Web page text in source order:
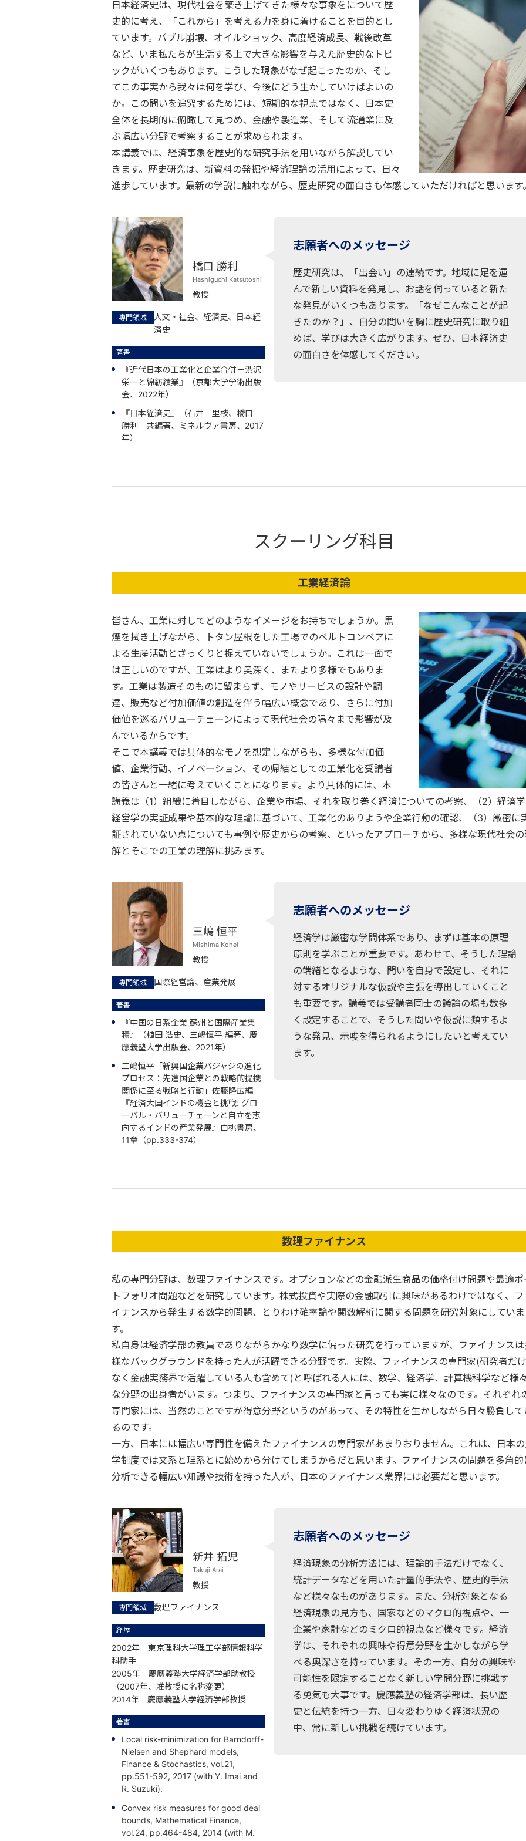
日本経済史は、現代社会を築き上げてきた様々な事象をについて歴
史的に考え、「これから」を考える力を身に着けることを目的とし
ています。バブル崩壊、オイルショック、高度経済成長、戦後改革
など、いま私たちが生活する上で大きな影響を与えた歴史的なトピ
ックがいくつもあります。こうした現象がなぜ起こったのか、そし
てこの事実から我々は何を学び、今後にどう生かしていけばよいの
か。この問いを追究するためには、短期的な視点ではなく、日本史
全体を長期的に俯瞰して見つめ、金融や製造業、そして流通業に及
ぶ幅広い分野で考察することが求められます。
本講義では、経済事象を歴史的な研究手法を用いながら解説してい
きます。歴史研究は、新資料の発掘や経済理論の活用によって、日々
進歩しています。最新の学説に触れながら、歴史研究の面白さも体感していただければと思います
橋口 勝利
Hashiguchi Katsutoshi
教授
専門領域
人文・社会、経済史、日本経
済史
著書
『近代日本の工業化と企業合併－渋沢
栄一と綿紡績業』（京都大学学術出版
会、2022年）
『日本経済史』（石井 里枝、橋口
勝利 共編著、ミネルヴァ書房、2017
年）
志願者へのメッセージ
歴史研究は、「出会い」の連続です。地域に足を運
んで新しい資料を発見し、お話を伺っていると新た
な発見がいくつもあります。「なぜこんなことが起
きたのか？」、自分の問いを胸に歴史研究に取り組
めば、学びは大きく広がります。ぜひ、日本経済史
の面白さを体感してください。
スクーリング科目
工業経済論
皆さん、工業に対してどのようなイメージをお持ちでしょうか。黒
煙を拭き上げながら、トタン屋根をした工場でのベルトコンベアに
よる生産活動とざっくりと捉えていないでしょうか。これは一面で
は正しいのですが、工業はより奥深く、またより多様でもありま
す。工業は製造そのものに留まらず、モノやサービスの設計や調
達、販売など付加価値の創造を伴う幅広い概念であり、さらに付加
価値を巡るバリューチェーンによって現代社会の隅々まで影響が及
んでいるからです。
そこで本講義では具体的なモノを想定しながらも、多様な付加価
値、企業行動、イノベーション、その帰結としての工業化を受講者
の皆さんと一緒に考えていくことになります。より具体的には、本
講義は（1）組織に着目しながら、企業や市場、それを取り巻く経済についての考察、（2）経済
経営学の実証成果や基本的な理論に基づいて、工業化のありようや企業行動の確認、（3）厳密に
証されていない点についても事例や歴史からの考察、といったアプローチから、多様な現代社会
解とそこでの工業の理解に挑みます。
三嶋 恒平
Mishima Kohei
教授
専門領域 国際経営論、産業発展
著書
『中国の日系企業 蘇州と国際産業集
積』（植田 浩史、三嶋恒平 編著、慶
應義塾大学出版会、2021年）
三嶋恒平「新興国企業バジャジの進化
プロセス：先進国企業との戦略的提携
関係に至る戦略と行動」佐藤隆広編
『経済大国インドの機会と挑戦: グロ
ーバル・バリューチェーンと自立を志
向するインドの産業発展』白桃書房、
11章（pp.333-374）
志願者へのメッセージ
経済学は厳密な学問体系であり、まずは基本の原理
原則を学ぶことが重要です。あわせて、そうした理論
の端緒となるような、問いを自身で設定し、それに
対するオリジナルな仮説や主張を導出していくこと
も重要です。講義では受講者同士の議論の場も数多
く設定することで、そうした問いや仮説に類するよ
うな発見、示唆を得られるようにしたいと考えてい
ます。
数理ファイナンス
私の専門分野は、数理ファイナンスです。オプションなどの金融派生商品の価格付け問題や最適ポ
トフォリオ問題などを研究しています。株式投資や実際の金融取引に興味があるわけではなく、フ
イナンスから発生する数学的問題、とりわけ確率論や関数解析に関する問題を研究対象にしていま
す。
私自身は経済学部の教員でありながらかなり数学に偏った研究を行っていますが、ファイナンス
様なバックグラウンドを持った人が活躍できる分野です。実際、ファイナンスの専門家(研究者だ
なく金融実務界で活躍している人も含めて)と呼ばれる人には、数学、経済学、計算機科学など様
な分野の出身者がいます。つまり、ファイナンスの専門家と言っても実に様々なのです。それぞれ
専門家には、当然のことですが得意分野というのがあって、その特性を生かしながら日々勝負して
るのです。
一方、日本には幅広い専門性を備えたファイナンスの専門家があまりおりません。これは、日本
学制度では文系と理系とに始めから分けてしまうからだと思います。ファイナンスの問題を多角的
分析できる幅広い知識や技術を持った人が、日本のファイナンス業界には必要だと思います。
新井 拓児
Takuji Arai
教授
専門領域 数理ファイナンス
経歴
2002年 東京理科大学理工学部情報科学
科助手
2005年 慶應義塾大学経済学部助教授
（2007年、准教授に名称変更）
2014年 慶應義塾大学経済学部教授
著書
Local risk-minimization for Barndorff-
Nielsen and Shephard models,
Finance & Stochastics, vol.21,
pp.551-592, 2017 (with Y. Imai and
R. Suzuki).
Convex risk measures for good deal
bounds, Mathematical Finance,
vol.24, pp.464-484, 2014 (with M.
志願者へのメッセージ
経済現象の分析方法には、理論的手法だけでなく、
統計データなどを用いた計量的手法や、歴史的手法
など様々なものがあります。また、分析対象となる
経済現象の見方も、国家などのマクロ的視点や、一
企業や家計などのミクロ的視点など様々です。経済
学は、それぞれの興味や得意分野を生かしながら学
べる奥深さを持っています。その一方、自分の興味や
可能性を限定することなく新しい学問分野に挑戦す
る勇気も大事です。慶應義塾の経済学部は、長い歴
史と伝統を持つ一方、日々変わりゆく経済状況の
中、常に新しい挑戦を続けています。